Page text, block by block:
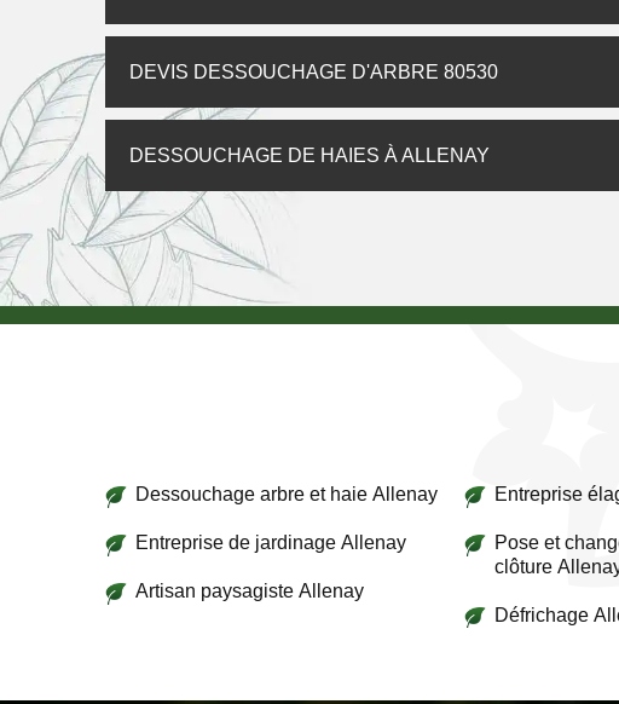
DEVIS DESSOUCHAGE D'ARBRE 80530
DESSOUCHAGE DE HAIES À ALLENAY
Dessouchage arbre et haie Allenay
Entreprise de jardinage Allenay
Artisan paysagiste Allenay
Entreprise
Pose et
clôture
Défrichage